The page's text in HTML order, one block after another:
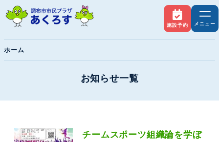
施設予約 メニュー
ホーム
お知らせ一覧
チームスポーツ組織論を学ぼ